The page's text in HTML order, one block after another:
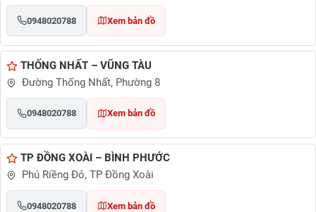
0948020788 Xem bản đồ
THỐNG NHẤT – VŨNG TÀU
Đường Thống Nhất, Phường 8
0948020788 Xem bản đồ
TP ĐỒNG XOÀI – BÌNH PHƯỚC
Phú Riềng Đỏ, TP Đồng Xoài
0948020788 Xem bản đồ